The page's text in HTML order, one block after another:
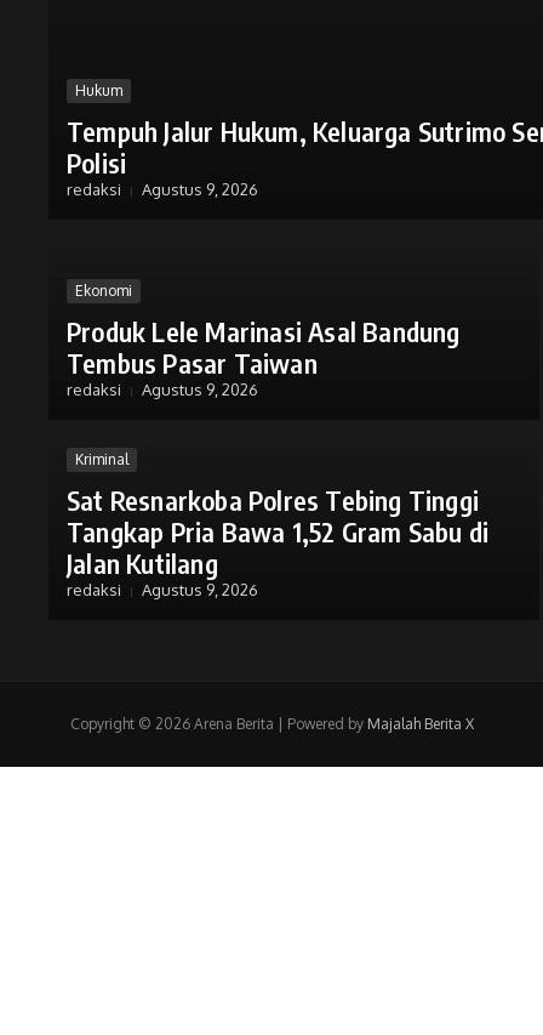
Hukum
Tempuh Jalur Hukum, Keluarga Sutrimo
Polisi
redaksi Agustus 9, 2026
Ekonomi
Produk Lele Marinasi Asal Bandung
Tembus Pasar Taiwan
redaksi Agustus 9, 2026
Kriminal
Sat Resnarkoba Polres Tebing Tinggi
Tangkap Pria Bawa 1,52 Gram Sabu di
Jalan Kutilang
redaksi Agustus 9, 2026
Copyright © 2026 Arena Berita | Powered by Majalah Berita X